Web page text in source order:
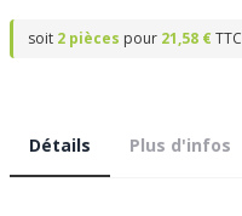
soit 2 pièces pour 21,58 €TTC
Détails Plus d'infos